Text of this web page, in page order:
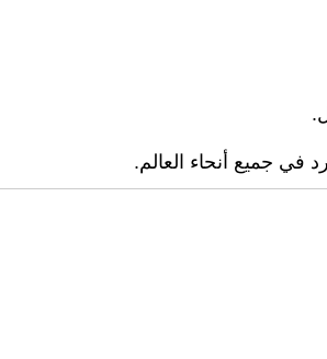
في جميع أنحاء العالم.